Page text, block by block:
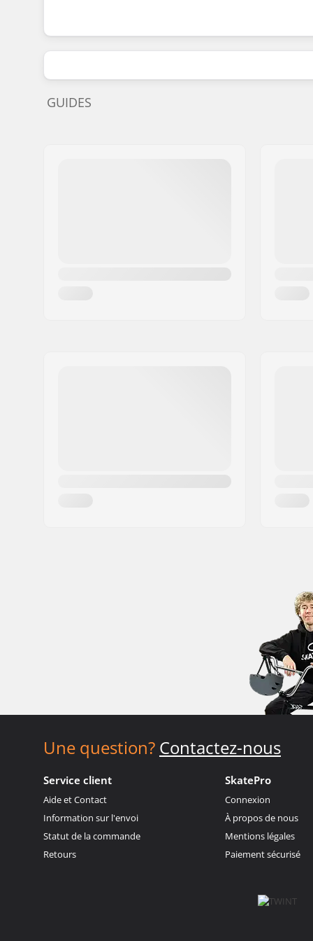
GUIDES
Une question? Contactez-nous
Service client
Aide et Contact
Information sur l'envoi
Statut de la commande
Retours
SkatePro
Connexion
À propos de nous
Mentions légales
Paiement sécurisé